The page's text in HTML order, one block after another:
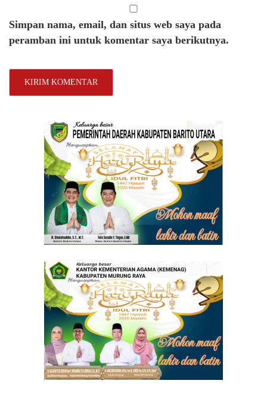
Simpan nama, email, dan situs web saya pada
peramban ini untuk komentar saya berikutnya.